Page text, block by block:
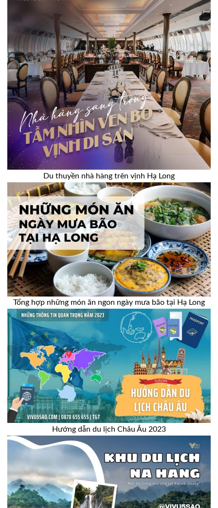
Du thuyền nhà hàng trên vịnh Hạ Long
Tổng hợp những món ăn ngon ngày mưa bão tại Hạ Long
Hướng dẫn du lịch Châu Âu 2023